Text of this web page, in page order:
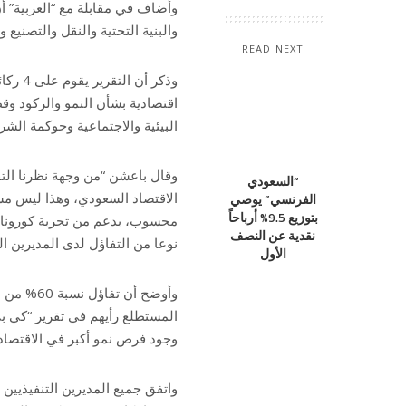
READ NEXT
“السعودي
الفرنسي” يوصي
بتوزيع 9.5% أرباحاً
نقدية عن النصف
الأول
وأضاف في مقابلة مع
والبنية التحتية والنقل
اقتصادية بشأن النمو والركود
البيئية والاجتماعية وحوكمة
وقال باعشن “من وجهة نظرنا
الاقتصاد السعودي، وهذا ليس
محسوب، بدعم من تجربة كورونا
نوعا من التفاؤل لدى المديرين
وأوضح
المستطلع رأيهم في تقرير “كي
وجود فرص نمو أكبر في